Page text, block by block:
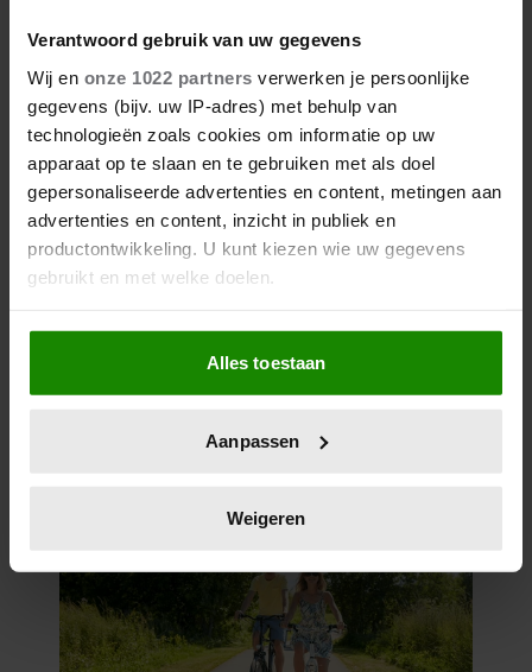
Verantwoord gebruik van uw gegevens
Wij en onze 1022 partners verwerken je persoonlijke
gegevens (bijv. uw IP-adres) met behulp van
technologieën zoals cookies om informatie op uw
apparaat op te slaan en te gebruiken met als doel
gepersonaliseerde advertenties en content, metingen aan
advertenties en content, inzicht in publiek en
productontwikkeling. U kunt kiezen wie uw gegevens
gebruikt en met welke doelen.
Als u het toestaat, willen we ook graag:
Informatie verzamelen over uw geografische
locatie, die tot een paar meter nauwkeurig kan zijn
scannen op specifieke eigenschappen (fingerprinting)
verwerkt en stel uw voorkeuren in het
intrekken in de Cookieverklaring.
We gebruiken cookies om content en advertenties te
personaliseren, om functies voor social media te bieden
Alles toestaan
Aanpassen
Weigeren